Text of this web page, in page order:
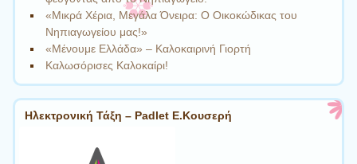
«Μικρά Χέρια, Μεγάλα Όνειρα: Ο Οικοκώδικας του
Νηπιαγωγείου μας!»
«Μένουμε Ελλάδα» – Καλοκαιρινή Γιορτή
Καλωσόρισες Καλοκαίρι!
Ηλεκτρονική Τάξη – Padlet Ε.Κουσερή